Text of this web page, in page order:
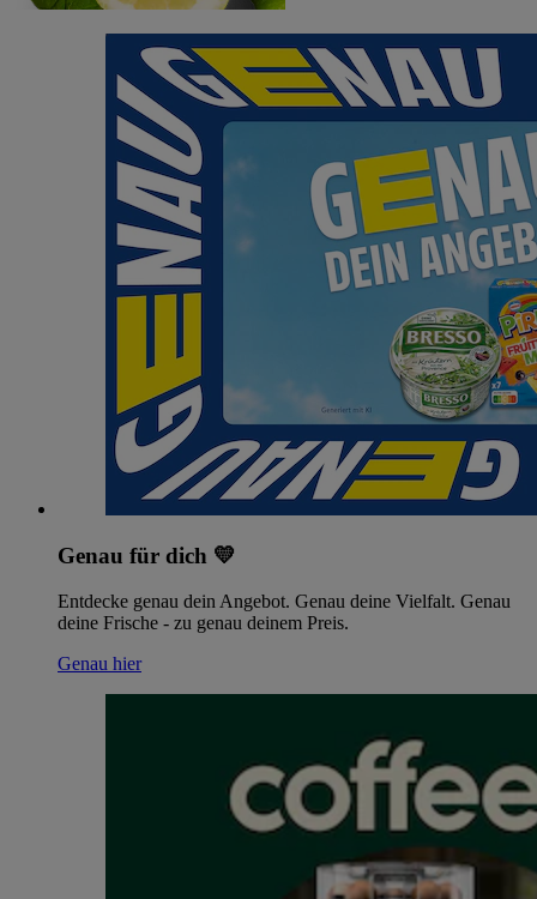
Genau für dich 💛
Entdecke genau dein Angebot. Genau deine Vielfalt. Genau
deine Frische - zu genau deinem Preis.
Genau hier